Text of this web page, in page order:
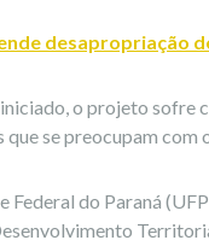
desapropriação
o projeto sofre
se preocupam com
Federal do Paraná